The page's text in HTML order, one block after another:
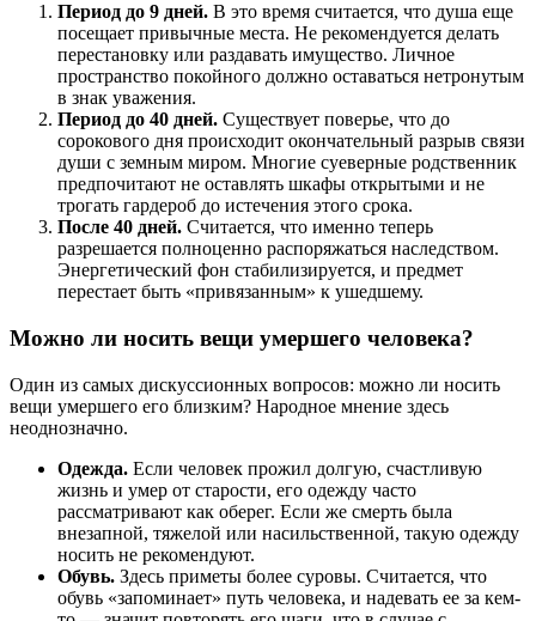
Период до 9 дней. В это время считается, что душа еще
посещает привычные места. Не рекомендуется делать
перестановку или раздавать имущество. Личное
пространство покойного должно оставаться нетронутым
в знак уважения.
Период до 40 дней. Существует поверье, что до
сорокового дня происходит окончательный разрыв связи
души с земным миром. Многие суеверные родственник
предпочитают не оставлять шкафы открытыми и не
трогать гардероб до истечения этого срока.
После 40 дней. Считается, что именно теперь
разрешается полноценно распоряжаться наследством.
Энергетический фон стабилизируется, и предмет
перестает быть «привязанным» к ушедшему.
Можно ли носить вещи умершего человека?
Один из самых дискуссионных вопросов: можно ли носить
вещи умершего его близким? Народное мнение здесь
неоднозначно.
Одежда. Если человек прожил долгую, счастливую
жизнь и умер от старости, его одежду часто
рассматривают как оберег. Если же смерть была
внезапной, тяжелой или насильственной, такую одежду
носить не рекомендуют.
Обувь. Здесь приметы более суровы. Считается, что
обувь «запоминает» путь человека, и надевать ее за кем-